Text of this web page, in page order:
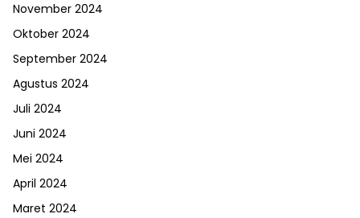
November 2024
Oktober 2024
September 2024
Agustus 2024
Juli 2024
Juni 2024
Mei 2024
April 2024
Maret 2024